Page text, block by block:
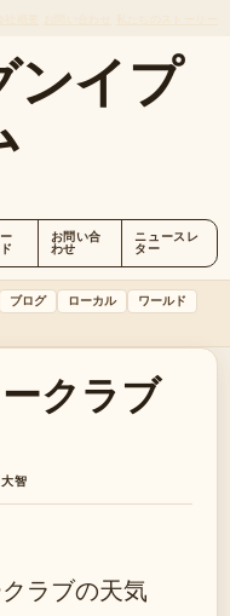
ンイプ
お問い合
わせ
ニュースレ
ター
ブログ ローカル
ワールド
クラブ
智
ラブの天気